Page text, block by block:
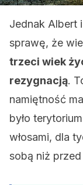
Jednak Albert
sprawę, że
trzeci wiek
rezygnacją.
namiętność
było
włosami, dla
sobą niż przed